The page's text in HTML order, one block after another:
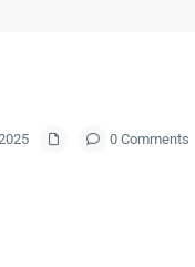
0 Comments